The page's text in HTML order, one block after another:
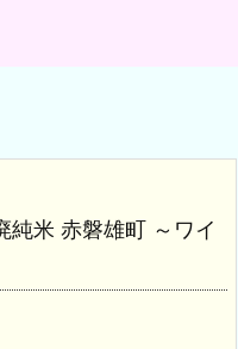
純米 赤磐雄町 ～ワイ